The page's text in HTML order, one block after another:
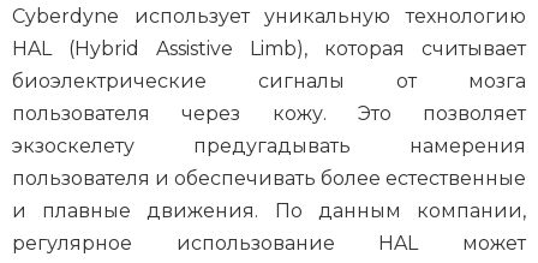
Cyberdyne использует уникальную технологию
HAL (Hybrid Assistive Limb), которая считывает
биоэлектрические сигналы от мозга
пользователя через кожу. Это позволяет
экзоскелету предугадывать намерения
пользователя и обеспечивать более естественные
и плавные движения. По данным компании,
регулярное использование HAL может